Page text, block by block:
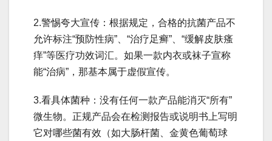
2.警惕夸大宣传：根据规定，合格的抗菌产品不
允许标注“预防性病”、“治疗足癣”、“缓解皮肤瘙
痒”等医疗功效词汇。如果一款内衣或袜子宣称
能“治病”，那基本属于虚假宣传。
3.看具体菌种：没有任何一款产品能消灭“所有”
微生物。正规产品会在检测报告或说明书上写明
它对哪些菌有效（如大肠杆菌、金黄色葡萄球